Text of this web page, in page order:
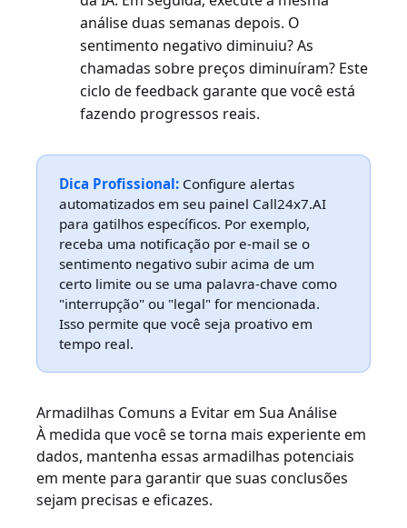
análise duas semanas depois. O
sentimento negativo diminuiu? As
chamadas sobre preços diminuíram? Este
ciclo de feedback garante que você está
fazendo progressos reais.
Dica Profissional: Configure alertas
automatizados em seu painel Call24x7.AI
para gatilhos específicos. Por exemplo,
receba uma notificação por e-mail se o
sentimento negativo subir acima de um
certo limite ou se uma palavra-chave como
"interrupção" ou "legal" for mencionada.
Isso permite que você seja proativo em
tempo real.
Armadilhas Comuns a Evitar em Sua Análise
À medida que você se torna mais experiente em
dados, mantenha essas armadilhas potenciais
em mente para garantir que suas conclusões
sejam precisas e eficazes.